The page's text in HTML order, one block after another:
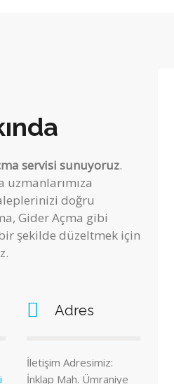
servisi sunuyoruz.
uzmanlarımıza
doğru
Gider Açma gibi
şekilde düzeltmek için
Adres
İletişim Adresimiz:
İnklap Mah. Ümraniye